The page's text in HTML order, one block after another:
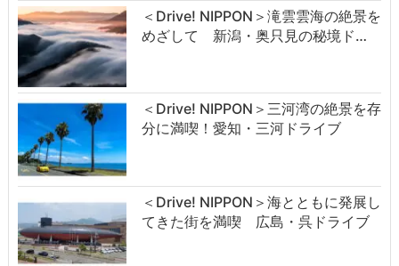
＜Drive! NIPPON＞滝雲雲海の絶景を
めざして 新潟・奥只見の秘境ド…
＜Drive! NIPPON＞三河湾の絶景を存
分に満喫！愛知・三河ドライブ
＜Drive! NIPPON＞海とともに発展し
てきた街を満喫 広島・呉ドライブ